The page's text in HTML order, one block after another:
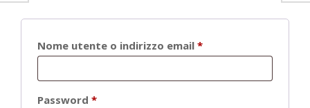
Nome utente o indirizzo email *Richiesto
Password *Richiesto